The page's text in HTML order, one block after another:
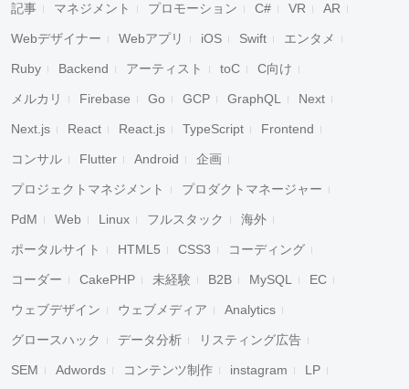
記事 マネジメント プロモーション C# VR AR
Webデザイナー Webアプリ iOS Swift エンタメ
Ruby Backend アーティスト toC C向け
メルカリ Firebase Go GCP GraphQL Next
Next.js React React.js TypeScript Frontend
コンサル Flutter Android 企画
プロジェクトマネジメント プロダクトマネージャー
PdM Web Linux フルスタック 海外
ポータルサイト HTML5 CSS3 コーディング
コーダー CakePHP 未経験 B2B MySQL EC
ウェブデザイン ウェブメディア Analytics
グロースハック データ分析 リスティング広告
SEM Adwords コンテンツ制作 instagram LP